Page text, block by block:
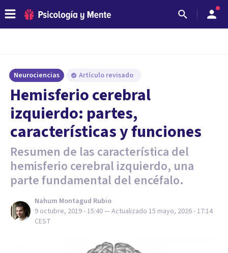
Neurociencias Artículo revisado
Hemisferio cerebral
izquierdo: partes,
características y funciones
Resumen de las característica del
hemisferio cerebral izquierdo, una
parte fundamental del encéfalo.
Nahum Montagud Rubio
9 octubre, 2019 - 15:40— Actualizado 15 mayo, 2026 - 17:14
CEST